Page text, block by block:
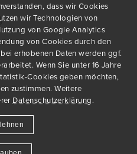
dass wir Cookies
wir Technologien von
von Google Analytics
von Cookies durch den
erhobenen Daten werden ggf.
Wenn Sie unter 16 Jahre
Cookies geben möchten,
zustimmen. Weitere
Datenschutzerklärung.